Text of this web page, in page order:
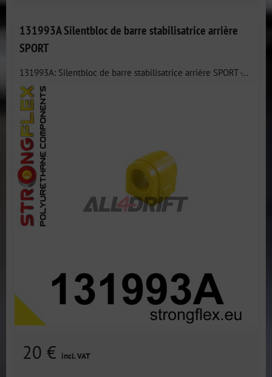
131993A Silentbloc de barre stabilisatrice arrière
SPORT
131993A: Silentbloc de barre stabilisatrice arrière SPORT -...
20 € incl. VAT